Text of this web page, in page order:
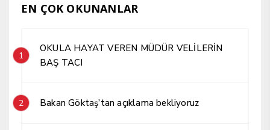
EN ÇOK OKUNANLAR
1
OKULA HAYAT VEREN MÜDÜR VELİLERİN
BAŞ TACI
2 Bakan Göktaş’tan açıklama bekliyoruz